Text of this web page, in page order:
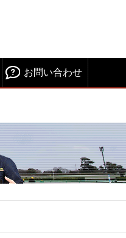
お問い合わせ